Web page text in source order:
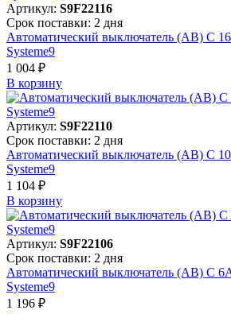
Артикул: S9F22116
Срок поставки: 2 дня
Автоматический выключатель (АВ) C
Systeme9
1 004 ₽
В корзинy
Артикул: S9F22110
Срок поставки: 2 дня
Автоматический выключатель (АВ) C
Systeme9
1 104 ₽
В корзинy
Артикул: S9F22106
Срок поставки: 2 дня
Автоматический выключатель (АВ) C
Systeme9
1 196 ₽